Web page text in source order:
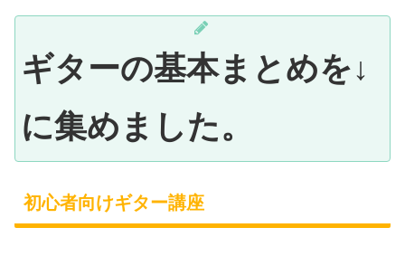
ギターの基本まとめを↓
に集めました。
初心者向けギター講座